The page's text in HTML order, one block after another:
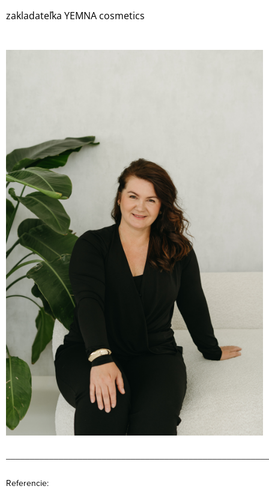
zakladateľka YEMNA cosmetics
Referencie: